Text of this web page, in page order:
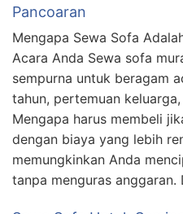
Pancoaran
Mengapa Sewa Sofa
Acara Anda Sewa sofa
sempurna untuk beragam
tahun, pertemuan
Mengapa harus membeli
dengan biaya yang lebih
memungkinkan Anda
tanpa menguras